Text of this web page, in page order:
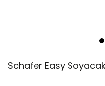
Schafer Easy